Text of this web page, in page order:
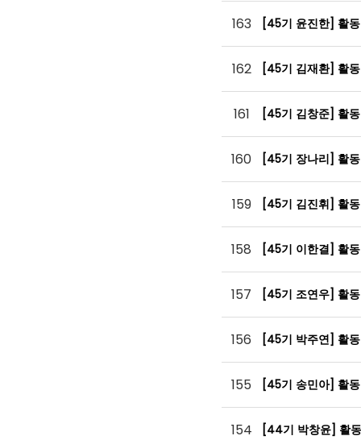
163 [45기 윤진한] 활
162 [45기 김재환] 활
161 [45기 김창준] 활
160 [45기 장나리] 활
159 [45기 김진휘] 활
158 [45기 이한결] 활
157 [45기 조연우] 활
156 [45기 박주연] 활
155 [45기 송민아] 활
154 [44기 박창윤] 활